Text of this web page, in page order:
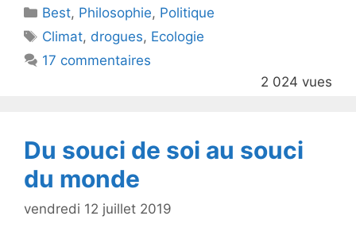
er e
b
o
Catégories
Best, Philosophie, Politique
Étiquettes
Climat, drogues, Ecologie
17 commentaires
2 024 vues
Du souci de soi au souci
du monde
vendredi 12 juillet 2019